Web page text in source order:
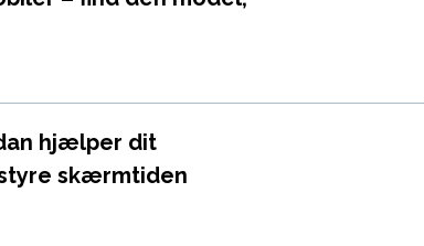
hjælper dit
skærmtiden